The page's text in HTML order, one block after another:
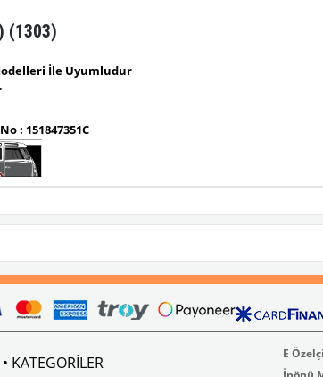
(1303)
İle Uyumludur
: 151847351C
• KATEGORİLER
E